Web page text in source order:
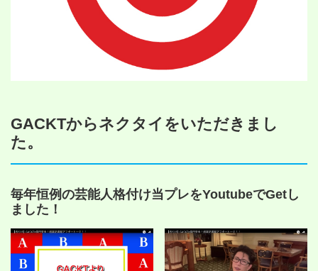
GACKTからネクタイをいただきまし
た。
毎年恒例の芸能人格付け当プレをYoutubeでGetし
ました！